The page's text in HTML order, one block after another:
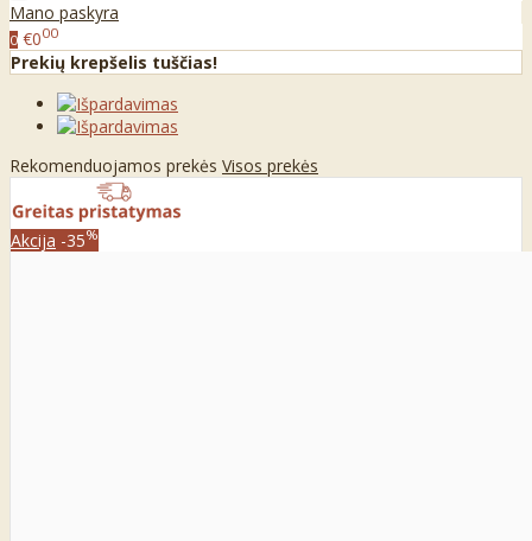
Mano paskyra
0 €000
Prekių krepšelis tuščias!
Rekomenduojamos prekės Visos prekės
Akcija -35%